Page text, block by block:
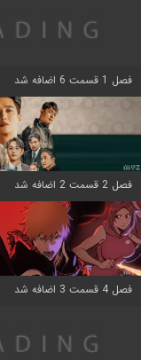
فصل 1 قسمت 6 اضافه شد
فصل 2 قسمت 2 اضافه شد
فصل 4 قسمت 3 اضافه شد